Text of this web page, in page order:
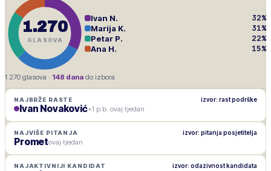
1.270
GLASOVA
Ivan N. 32%
Marija K. 31%
Petar P. 22%
Ana H. 15%
1.270 glasova · 148 dana do izbora
NAJBRŽE RASTE izvor: rast podrške
Ivan Novaković+1 p.b. ovaj tjedan
NAJVIŠE PITANJA izvor: pitanja posjetitelja
Prometovaj tjedan
NAJAKTIVNIJI KANDIDAT izvor: odazivnost kandidata